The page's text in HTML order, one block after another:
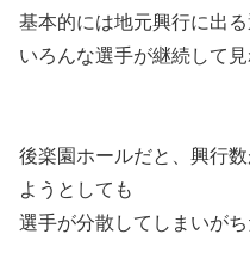
基本的には地元興行に出る
いろんな選手が継続して見
後楽園ホールだと、興行
ようとしても
選手が分散してしまいがち